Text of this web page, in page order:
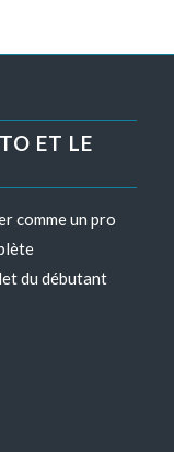
ET LE
comme un pro
du débutant